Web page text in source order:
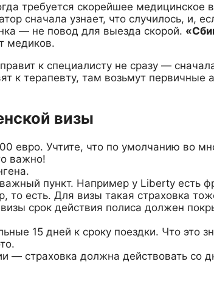
требуется скорейшее
сначала узнает, что случилось, и,
— не повод для выезда скорой.
медиков.
к специалисту не сразу —
к терапевту, там возьмут
визы
евро. Учтите, что по умолчанию во
важно!
пункт. Например у Liberty есть
то есть. Для визы такая страховка
срок действия полиса должен
15 дней к сроку поездки. Что это
— страховка должна действовать со